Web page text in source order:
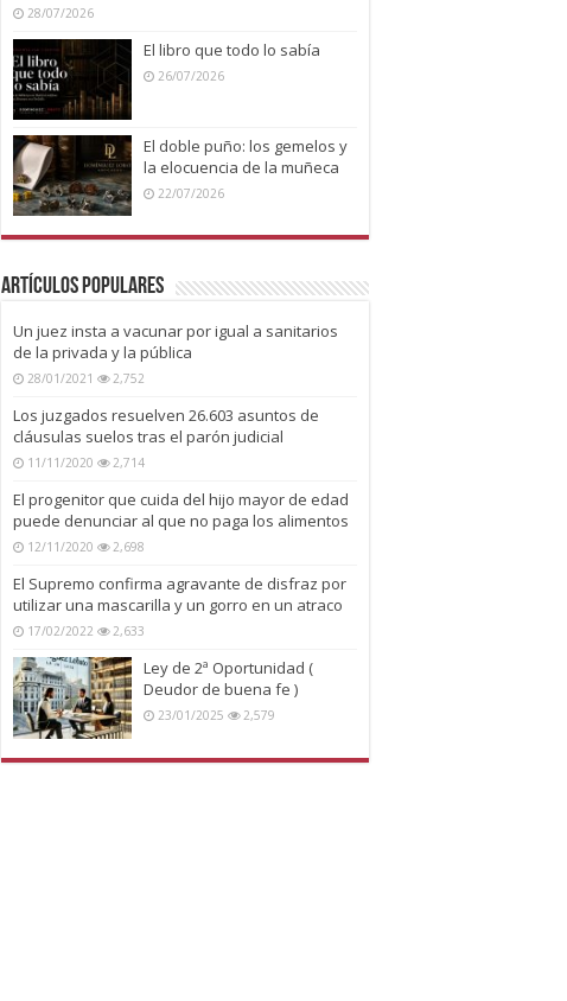
28/07/2026
El libro que todo lo sabía
26/07/2026
El doble puño: los gemelos y
la elocuencia de la muñeca
22/07/2026
Artículos Populares
Un juez insta a vacunar por igual a sanitarios
de la privada y la pública
28/01/2021 2,752
Los juzgados resuelven 26.603 asuntos de
cláusulas suelos tras el parón judicial
11/11/2020 2,714
El progenitor que cuida del hijo mayor de edad
puede denunciar al que no paga los alimentos
12/11/2020 2,698
El Supremo confirma agravante de disfraz por
utilizar una mascarilla y un gorro en un atraco
17/02/2022 2,633
Ley de 2ª Oportunidad (
Deudor de buena fe )
23/01/2025 2,579